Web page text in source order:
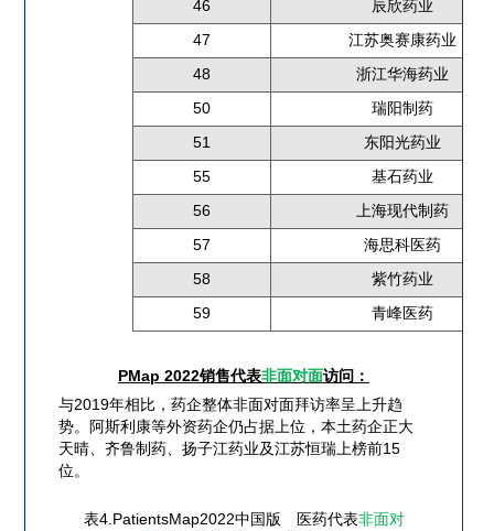
46 辰欣药业
47 江苏奥赛康药业
48 浙江华海药业
50 瑞阳制药
51 东阳光药业
55 基石药业
56 上海现代制药
57 海思科医药
58 紫竹药业
59 青峰医药
PMap 2022销售代表非面对面访问：
与2019年相比，药企整体非面对面拜访率呈上升趋
势。阿斯利康等外资药企仍占据上位，本土药企正大
天晴、齐鲁制药、扬子江药业及江苏恒瑞上榜前15
位。
表4.PatientsMap2022中国版 医药代表非面对